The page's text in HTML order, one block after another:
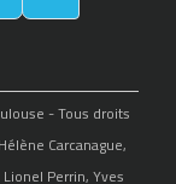
- Tous droits
Carcanague,
Perrin, Yves